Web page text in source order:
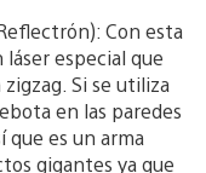
Con esta
especial que
Si se utiliza
en las paredes
que es un arma
gigantes ya que